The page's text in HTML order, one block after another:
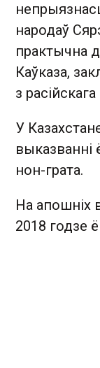
народаў
практычна
Каўказа,
з
У Казахстане
нон-грата.
На апошніх
2018 годзе